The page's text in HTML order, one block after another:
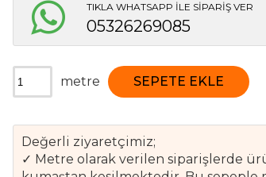
TIKLA WHATSAPP İLE SİPARİŞ VER
05326269085
metre SEPETE EKLE
Değerli ziyaretçimiz;
✓ Metre olarak verilen siparişlerde